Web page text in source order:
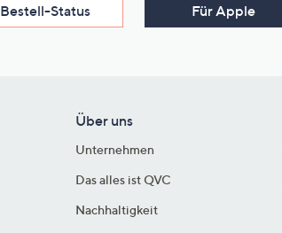
Bestell-Status Für Apple
Über uns
Unternehmen
Das alles ist QVC
Nachhaltigkeit